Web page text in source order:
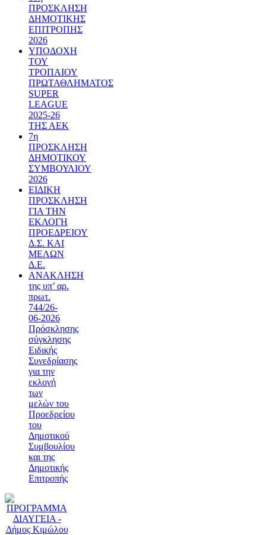
ΠΡΟΣΚΛΗΣΗ
ΔΗΜΟΤΙΚΗΣ
ΕΠΙΤΡΟΠΗΣ
2026
ΥΠΟΔΟΧΗ
ΤΟΥ
ΤΡΟΠΑΙΟΥ
ΠΡΩΤΑΘΛΗΜΑΤΟΣ
SUPER
LEAGUE
2025-26
ΤΗΣ ΑΕΚ
7η
ΠΡΟΣΚΛΗΣΗ
ΔΗΜΟΤΙΚΟΥ
ΣΥΜΒΟΥΛΙΟΥ
2026
ΕΙΔΙΚΗ
ΠΡΟΣΚΛΗΣΗ
ΓΙΑ ΤΗΝ
ΕΚΛΟΓΗ
ΠΡΟΕΔΡΕΙΟΥ
Δ.Σ. ΚΑΙ
ΜΕΛΩΝ
Δ.Ε.
ΑΝΑΚΛΗΣΗ
της υπ’ αρ.
πρωτ.
744/26-
06-2026
Πρόσκλησης
σύγκλησης
Ειδικής
Συνεδρίασης
για την
εκλογή
των
μελών του
Προεδρείου
του
Δημοτικού
Συμβουλίου
και της
Δημοτικής
Επιτροπής